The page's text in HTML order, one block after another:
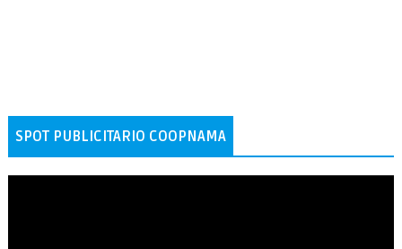
SPOT PUBLICITARIO COOPNAMA